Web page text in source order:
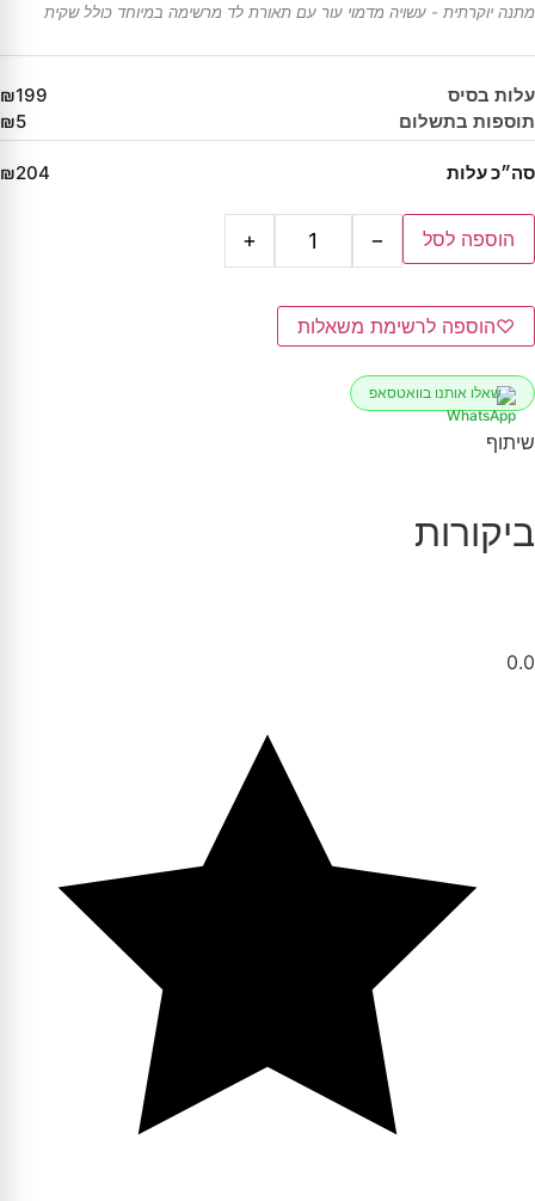
מתנה יוקרתית - עשויה מדמוי עור עם תאורת לד מרשימה במיוחד כולל שקית
עלות בסיס
₪199
תוספות בתשלום
₪5
סה״כ עלות ₪204
−
+ הוספה לסל
♡הוספה לרשימת משאלות
שאלו אותנו בוואטסאפ
שיתוף
ביקורות
0.0